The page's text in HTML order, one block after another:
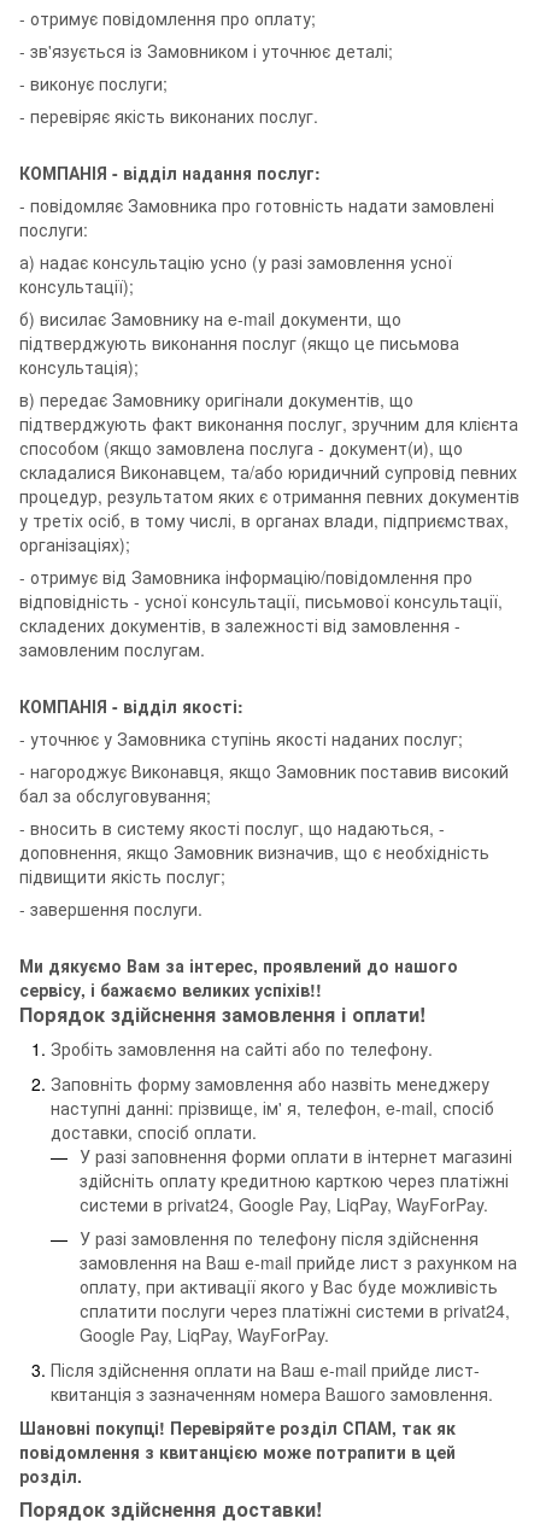
- отримує повідомлення про оплату;
- зв'язується із Замовником і уточнює деталі;
- виконує послуги;
- перевіряє якість виконаних послуг.
КОМПАНІЯ - відділ надання послуг:
- повідомляє Замовника про готовність надати замовлені
послуги:
а) надає консультацію усно (у разі замовлення усної
консультації);
б) висилає Замовнику на e-mail документи, що
підтверджують виконання послуг (якщо це письмова
консультація);
в) передає Замовнику оригінали документів, що
підтверджують факт виконання послуг, зручним для клієнта
способом (якщо замовлена послуга - документ(и), що
складалися Виконавцем, та/або юридичний супровід певних
процедур, результатом яких є отримання певних документів
у третіх осіб, в тому числі, в органах влади, підприємствах,
організаціях);
- отримує від Замовника інформацію/повідомлення про
відповідність - усної консультації, письмової консультації,
складених документів, в залежності від замовлення -
замовленим послугам.
КОМПАНІЯ - відділ якості:
- уточнює у Замовника ступінь якості наданих послуг;
- нагороджує Виконавця, якщо Замовник поставив високий
бал за обслуговування;
- вносить в систему якості послуг, що надаються, -
доповнення, якщо Замовник визначив, що є необхідність
підвищити якість послуг;
- завершення послуги.
Ми дякуємо Вам за інтерес, проявлений до нашого
сервісу, і бажаємо великих успіхів!!
Порядок здійснення замовлення і оплати!
Зробіть замовлення на сайті або по телефону.
Заповніть форму замовлення або назвіть менеджеру
наступні данні: прізвище, ім' я, телефон, e-mail, спосіб
доставки, спосіб оплати.
У разі заповнення форми оплати в інтернет магазині
здійсніть оплату кредитною карткою через платіжні
системи в privat24, Google Pay, LiqPay, WayForPay.
У разі замовлення по телефону після здійснення
замовлення на Ваш е-mail прийде лист з рахунком на
оплату, при активації якого у Вас буде можливість
сплатити послуги через платіжні системи в privat24,
Google Pay, LiqPay, WayForPay.
Після здійснення оплати на Ваш е-mail прийде лист-
квитанція з зазначенням номера Вашого замовлення.
Шановні покупці! Перевіряйте розділ СПАМ, так як
повідомлення з квитанцією може потрапити в цей
розділ.
Порядок здійснення доставки!